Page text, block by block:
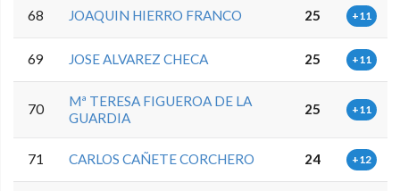
68 JOAQUIN HIERRO FRANCO 25 +11
69 JOSE ALVAREZ CHECA 25 +11
70
Mª TERESA FIGUEROA DE LA
GUARDIA
25 +11
71 CARLOS CAÑETE CORCHERO 24 +12